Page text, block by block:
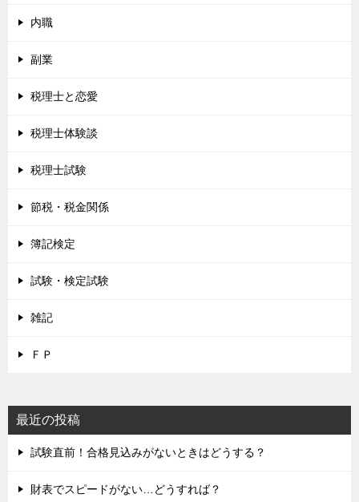
内職
副業
税理士と恋愛
税理士体験談
税理士試験
節税・税金関係
簿記検定
試験・検定試験
雑記
ＦＰ
最近の投稿
試験直前！合格見込みがないときはどうする？
財表でスピードがない…どうすれば？